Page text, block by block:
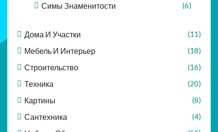
Симы Знаменитости (6)
Дома И Участки (11)
Мебель И Интерьер (18)
Строительство (16)
Техника (20)
Картины (8)
Сантехника (4)